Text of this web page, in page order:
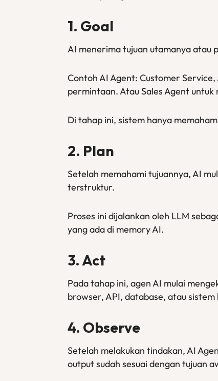
1. Goal
AI menerima tujuan utamanya atau
Contoh AI Agent: Customer
permintaan. Atau Sales Agent
Di tahap ini, sistem hanya
2. Plan
Setelah memahami tujuannya, AI
terstruktur.
Proses ini dijalankan oleh LLM
yang ada di memory AI.
3. Act
Pada tahap ini, agen AI mulai
browser, API, database, atau sistem
4. Observe
Setelah melakukan tindakan, AI
output sudah sesuai dengan tujuan